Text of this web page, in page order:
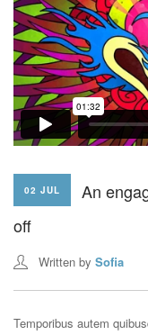
02 JUL
An
off
Written by Sofia
Temporibus autem